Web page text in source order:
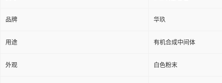
品牌 华玖
用途 有机合成中间体
外观 白色粉末